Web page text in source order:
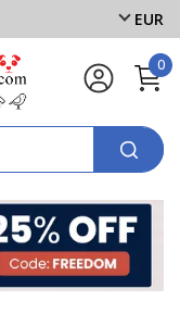
EUR
0